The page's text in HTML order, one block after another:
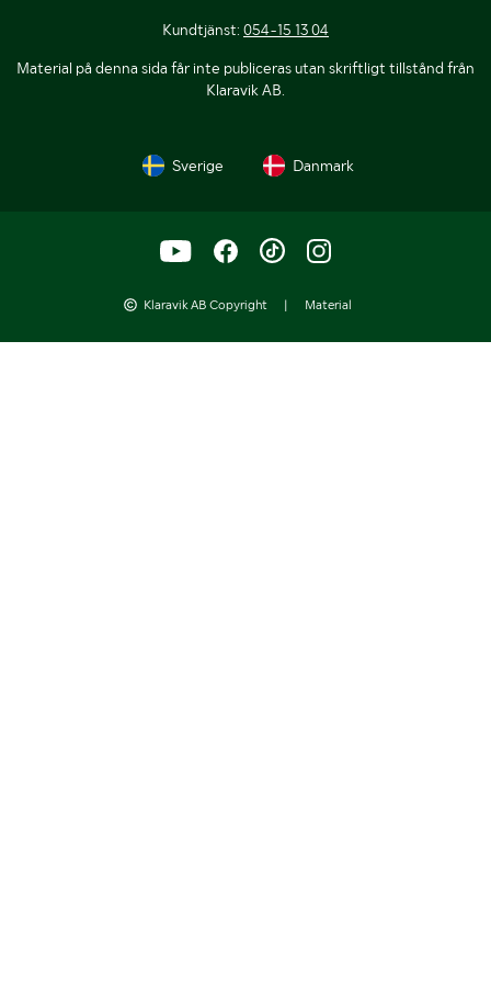
Kundtjänst: 054-15 13 04
Material på denna sida får inte publiceras utan skriftligt tillstånd från
Klaravik AB.
Sverige Danmark
Klaravik AB Copyright | Material